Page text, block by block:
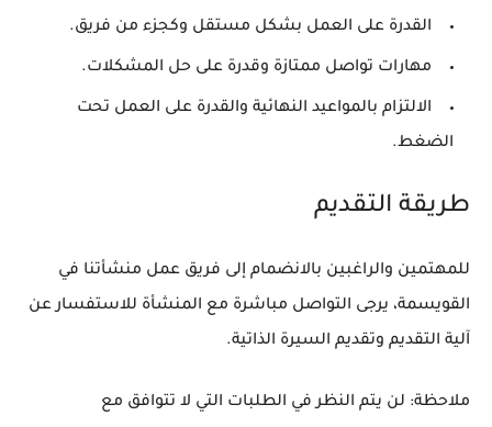
القدرة على العمل بشكل مستقل وكجزء من فريق.
مهارات تواصل ممتازة وقدرة على حل المشكلات.
الالتزام بالمواعيد النهائية والقدرة على العمل تحت
الضغط.
طريقة التقديم
للمهتمين والراغبين بالانضمام إلى فريق عمل منشأتنا في
القويسمة، يرجى التواصل مباشرة مع المنشأة للاستفسار عن
آلية التقديم وتقديم السيرة الذاتية.
ملاحظة: لن يتم النظر في الطلبات التي لا تتوافق مع